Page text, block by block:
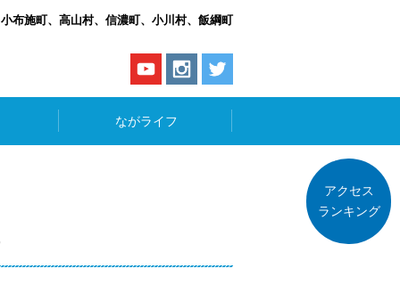
布施町、高山村、信濃町、小川村、飯綱町
ながライフ
アクセス
ランキング